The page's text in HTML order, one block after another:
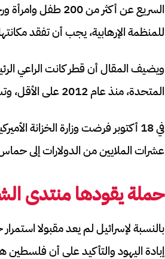
السريع عن أكثر
للمنظمة الإرهابية، يجب أن تفقد
ويضيف المقال أن قطر كانت الراعي
المتحدة، منذ عام 2012 على الأقل، وتستضيف كبار قادتها ومكاتبها في عاصمتها الدوحة.
في 18 أكتوبر فرضت وزارة
عشرات الملايين من الدولارات إلى
حملة يقودها منتدى
بالنسبة لإسرائيل لم يعد مقبولا
إبادة اليهود والتأكيد على أن فلسطين